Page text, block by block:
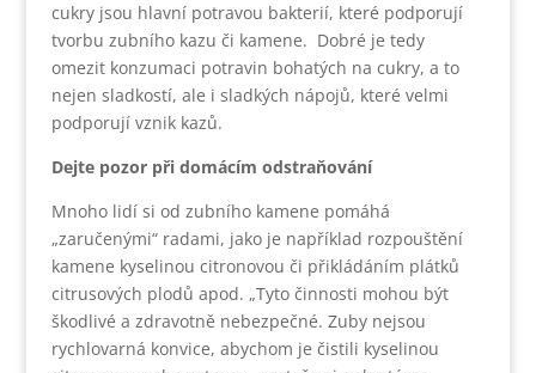
cukry jsou hlavní potravou bakterií, které podporují
tvorbu zubního kazu či kamene. Dobré je tedy
omezit konzumaci potravin bohatých na cukry, a to
nejen sladkostí, ale i sladkých nápojů, které velmi
podporují vznik kazů.
Dejte pozor při domácím odstraňování
Mnoho lidí si od zubního kamene pomáhá
„zaručenými“ radami, jako je například rozpouštění
kamene kyselinou citronovou či přikládáním plátků
citrusových plodů apod. „Tyto činnosti mohou být
škodlivé a zdravotně nebezpečné. Zuby nejsou
rychlovarná konvice, abychom je čistili kyselinou